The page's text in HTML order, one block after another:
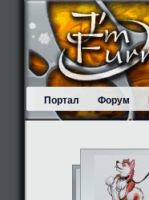
Портал Форум